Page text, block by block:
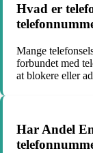
Hvad er
Mange
forbundet med
at blokere eller
Har Andel